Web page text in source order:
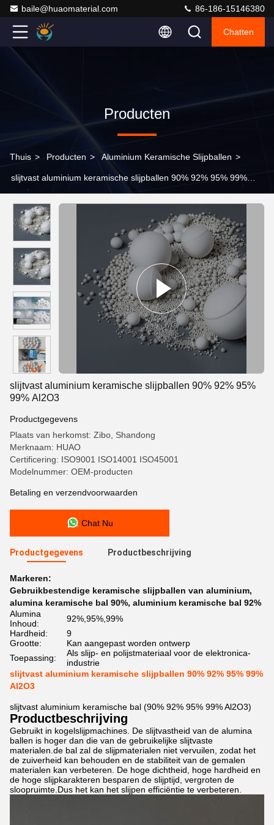
baile@huaomaterial.com 86-186-15146380
Chatten
Producten
Thuis > Producten > Aluminium Keramische Slijpballen >
slijtvast aluminium keramische slijpballen 90% 92% 95% 99%
slijtvast aluminium keramische slijpballen 90% 92% 95%
99% Al2O3
Productgegevens
Plaats van herkomst: Zibo, Shandong
Merknaam: HUAO
Certificering: ISO9001 ISO14001 ISO45001
Modelnummer: OEM-producten
Betaling en verzendvoorwaarden
Chat Nu
Productgegevens Productbeschrijving
Markeren:
Gebruikbestendige keramische slijpballen van aluminium,
alumina keramische bal 90%, aluminium keramische bal 92%
Alumina
Inhoud:
92%,95%,99%
Hardheid:
9
Grootte:
Kan aangepast worden ontwerp
Toepassing:
Als slijp- en polijstmateriaal voor de elektronica-
industrie
slijtvast aluminium keramische slijpballen 90% 92% 95% 99%
Al2O3
slijtvast aluminium keramische bal (90% 92% 95% 99% Al2O3)
Productbeschrijving
Gebruikt in kogelslijpmachines. De slijtvastheid van de alumina
ballen is hoger dan die van de gebruikelijke slijtvaste
materialen.de bal zal de slijpmaterialen niet vervuilen, zodat het
de zuiverheid kan behouden en de stabiliteit van de gemalen
materialen kan verbeteren. De hoge dichtheid, hoge hardheid en
de hoge slijpkarakteren besparen de slijptijd, vergroten de
sloopruimte.Dus het kan het slijpen efficiëntie te verbeteren.